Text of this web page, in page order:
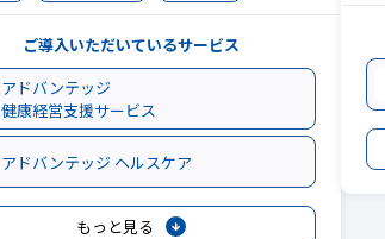
ご導入いただいているサービス
アドバンテッジ
健康経営支援サービス
アドバンテッジ ヘルスケア
もっと見る